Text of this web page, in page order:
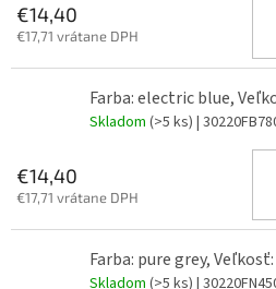
€14,40
€17,71 vrátane DPH
Farba: electric blue,
Skladom (>5 ks) |
€14,40
€17,71 vrátane DPH
Farba: pure grey, Veľkosť:
Skladom (>5 ks) |